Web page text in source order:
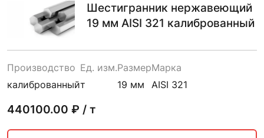
Шестигранник нержавеющий
19 мм AISI 321 калиброванный
Производство
калиброванный
Ед. изм.
т
Размер
19 мм
Марка
AISI 321
440100.00 ₽ / т